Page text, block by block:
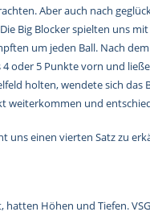
Aber auch nach
Big Blocker spielten uns
um jeden Ball. Nach
oder 5 Punkte vorn und
holten, wendete sich
und
uns einen vierten Satz zu
Höhen und Tiefen.